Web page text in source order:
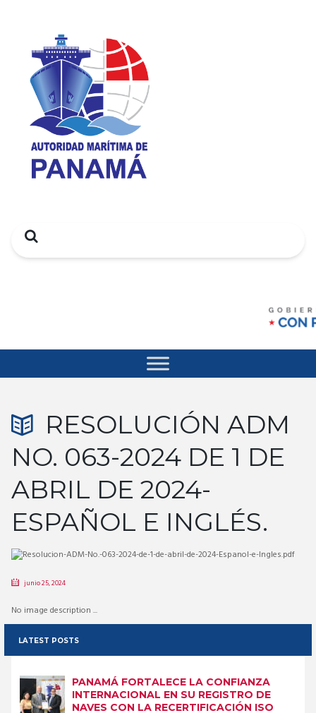
Search
RESOLUCIÓN ADM
NO. 063-2024 DE 1 DE
ABRIL DE 2024-
ESPAÑOL E INGLÉS.
junio 25, 2024
No image description ...
LATEST POSTS
PANAMÁ FORTALECE LA CONFIANZA
INTERNACIONAL EN SU REGISTRO DE
NAVES CON LA RECERTIFICACIÓN ISO